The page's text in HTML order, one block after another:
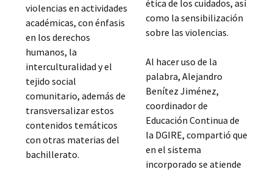
violencias en actividades
académicas, con énfasis
en los derechos
humanos, la
interculturalidad y el
tejido social
comunitario, además de
transversalizar estos
contenidos temáticos
con otras materias del
bachillerato.
ética de los cuidados, así
como la sensibilización
sobre las violencias.
Al hacer uso de la
palabra, Alejandro
Benítez Jiménez,
coordinador de
Educación Continua de
la DGIRE, compartió que
en el sistema
incorporado se atiende